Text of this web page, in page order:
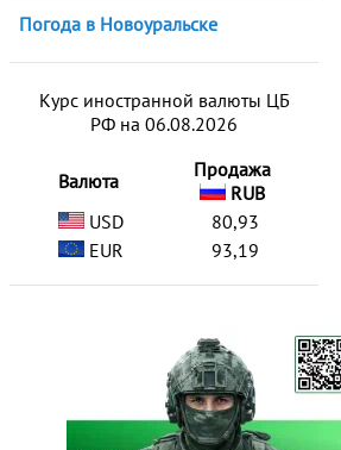
Погода в Новоуральске
Курс иностранной валюты ЦБ
РФ на 06.08.2026
Валюта
Продажа
RUB
USD
80,93
EUR
93,19